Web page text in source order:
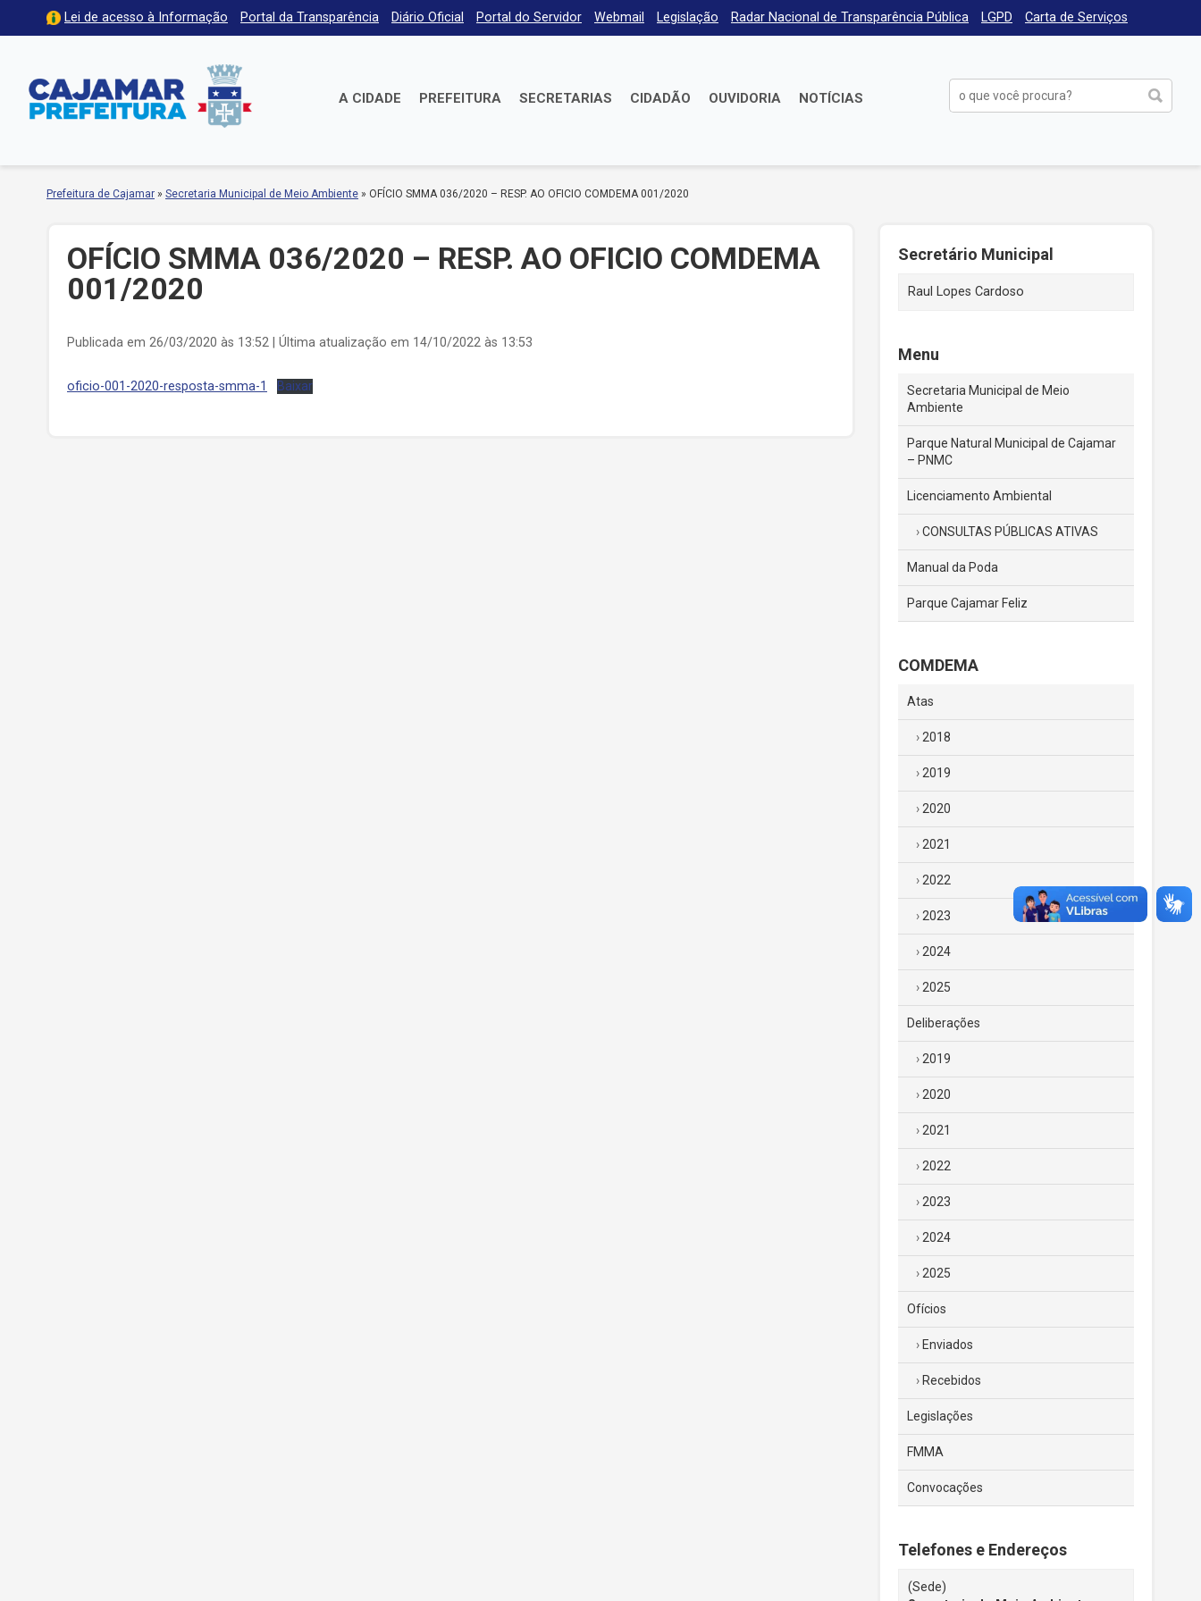
Lei de acesso à Informação Portal da Transparência Diário Oficial Portal do Servidor Webmail Legislação Radar Nacional de Transparência Pública LGPD Carta de Serviços
A CIDADE PREFEITURA SECRETARIAS CIDADÃO OUVIDORIA NOTÍCIAS
Prefeitura de Cajamar » Secretaria Municipal de Meio Ambiente » OFÍCIO SMMA 036/2020 – RESP. AO OFICIO COMDEMA 001/2020
OFÍCIO SMMA 036/2020 – RESP. AO OFICIO COMDEMA
001/2020
Publicada em 26/03/2020 às 13:52 | Última atualização em 14/10/2022 às 13:53
oficio-001-2020-resposta-smma-1 Baixar
Secretário Municipal
Raul Lopes Cardoso
Menu
Secretaria Municipal de Meio
Ambiente
Parque Natural Municipal de Cajamar
– PNMC
Licenciamento Ambiental
CONSULTAS PÚBLICAS ATIVAS
Manual da Poda
Parque Cajamar Feliz
COMDEMA
Atas
2018
2019
2020
2021
2022
2023
2024
2025
Deliberações
2019
2020
2021
2022
2023
2024
2025
Ofícios
Enviados
Recebidos
Legislações
FMMA
Convocações
Telefones e Endereços
(Sede)